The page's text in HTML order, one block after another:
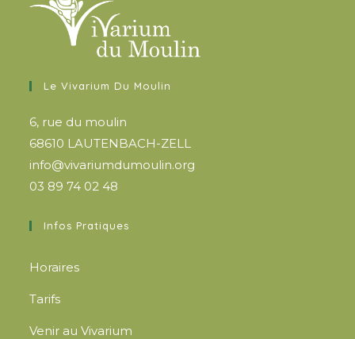
Le Vivarium Du Moulin
6, rue du moulin
68610 LAUTENBACH-ZELL
info@vivariumdumoulin.org
03 89 74 02 48
Infos Pratiques
Horaires
Tarifs
Venir au Vivarium